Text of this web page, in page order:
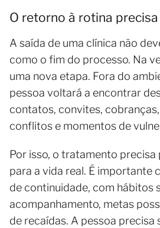
O retorno à rotina
A saída de uma clínica não
como o fim do processo. Na
uma nova etapa. Fora do
pessoa voltará a encontrar
contatos, convites,
conflitos e momentos de
Por isso, o tratamento
para a vida real. É importante
de continuidade, com hábitos
acompanhamento, metas
de recaídas. A pessoa precisa